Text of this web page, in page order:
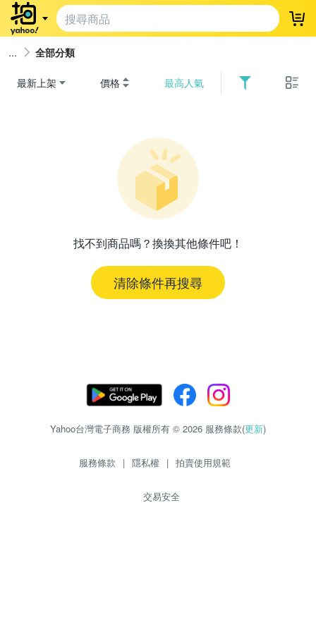
登
全部分類
最新上架 價格 最高人氣
找不到商品嗎？換換其他條件吧！
清除條件再搜尋
Yahoo台灣電子商務 版權所有 © 2026 服務條款(更新)
服務條款 | 隱私權 | 拍賣使用規範
交易安全